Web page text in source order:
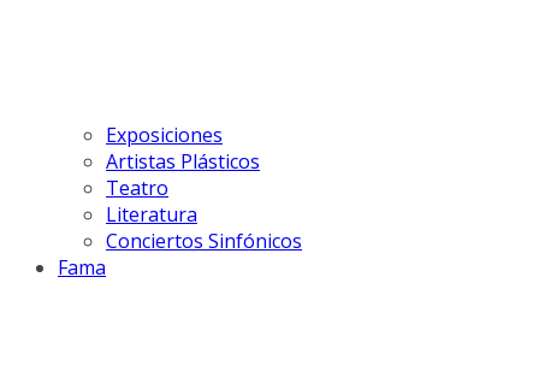
Exposiciones
Artistas Plásticos
Teatro
Literatura
Conciertos Sinfónicos
Fama